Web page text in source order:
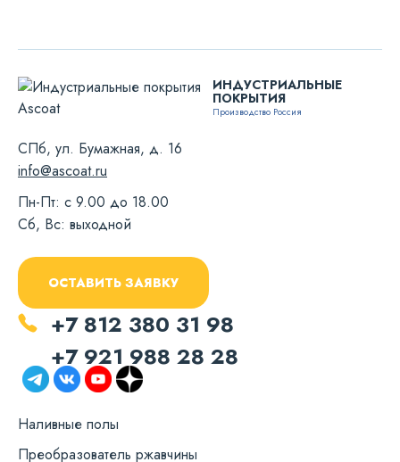
ИНДУСТРИАЛЬНЫЕ
ПОКРЫТИЯ
Производство Россия
СПб, ул. Бумажная, д. 16
info@ascoat.ru
Пн-Пт: с 9.00 до 18.00
Сб, Вс: выходной
Наливные полы
Преобразователь ржавчины
+7 812 380 31 98
+7 921 988 28 28
ОСТАВИТЬ ЗАЯВКУ